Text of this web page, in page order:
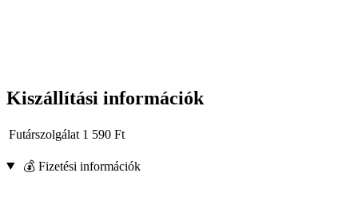
Kiszállítási információk
Futárszolgálat 1 590 Ft
💰 Fizetési információk